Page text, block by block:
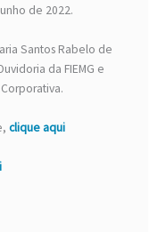
de 2022.
Santos Rabelo de
da FIEMG e
clique aqui